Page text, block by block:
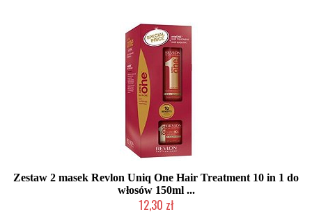
Zestaw 2 masek Revlon Uniq One Hair Treatment 10 in 1 do
włosów 150ml ...
12,30 zł